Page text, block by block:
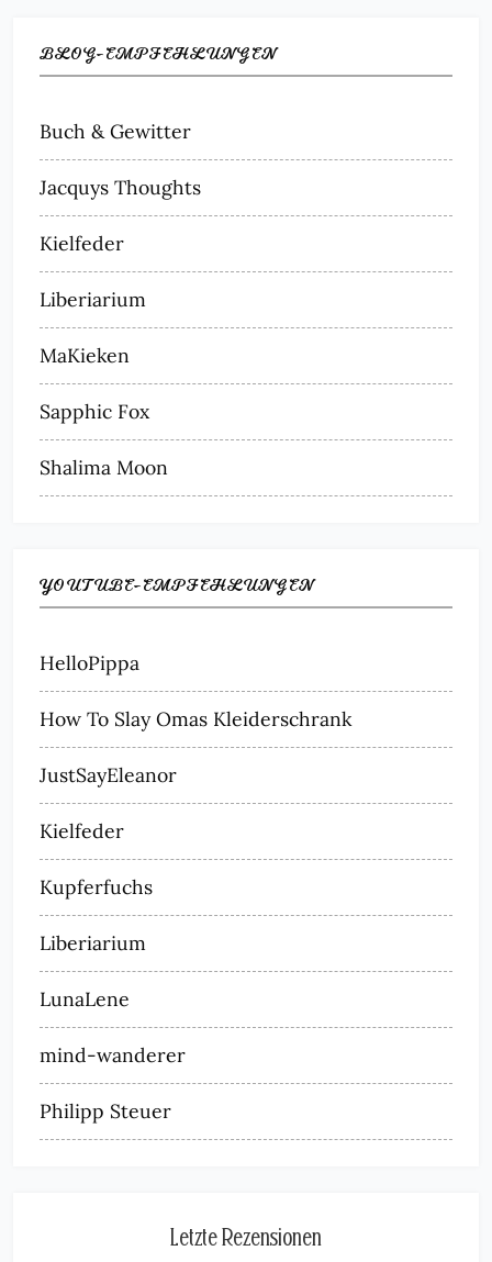
BLOG-EMPFEHLUNGEN
Buch & Gewitter
Jacquys Thoughts
Kielfeder
Liberiarium
MaKieken
Sapphic Fox
Shalima Moon
YOUTUBE-EMPFEHLUNGEN
HelloPippa
How To Slay Omas Kleiderschrank
JustSayEleanor
Kielfeder
Kupferfuchs
Liberiarium
LunaLene
mind-wanderer
Philipp Steuer
Letzte Rezensionen